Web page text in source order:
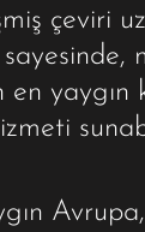
çeviri
en